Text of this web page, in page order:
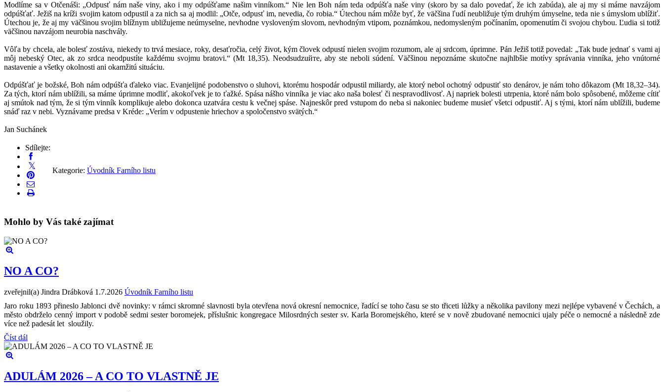
Modlíme sa v Otčenáši: „Odpusť nám naše viny, ako i my odpúšťame našim vinníkom.“ Nie len Boh nám teda odpúšťa naše viny (skoro by sa dalo povedať, že ich zabúda), ale aj my si máme navzájom
odpúšťať. Ježiš na kríži svojim katom odpustil a za nich sa aj modlil: „Otče, odpusť im, nevedia, čo robia.“ Útechou nám môže byť, že väčšina ľudí neubližuje tým druhým úmyselne, teda nie s úmyslom ublížiť.
Útechou je, že aj my väčšinou svojim blížnym ubližujeme neúmyselne, nevhodne vysloveným slovom, nevhodným vtipom, poznámkou, nedomysleným počínaním, opomenutím či svojou chybou. Ľudia si totiž
väčšinou navzájom neurobia naschvály.
Vôľa by chcela, ale bolesť zostáva, niekedy to trvá mesiace, roky, desaťročia, celý život, kým človek odpustí nielen svojim rozumom, ale aj srdcom, úprimne. Pán Ježiš totiž povedal: „Tak bude jednať s vami aj
môj nebeský Otec, ak zo srdca neodpustíte každému svojmu bratovi.“ (Mt 18,35). Neodsudzuйте, aby ste neboli súdení. Väčšinou nepoznáme skutočne najhlbšie motívy správania vinníka, jeho vnútorné
nastavenie a všetky okolnosti ani okamžitú situáciu.
Odpúšťať je božské, Boh nám odpúšťa ďaleko viac. Evanjelijné podobenstvo o sluhovi, ktorému hospodár odpustil miliardy, ale ktorý nebol ochotný odpustiť sto denárov, je nám toho dôkazom (Mt 18,32–34).
Za tých, ktorí nám ublížili, sa máme úprimne modliť, akokoľvek je to ťažké. Spása nášho vinníka je viac ako naša bolesť či nespravodlivosť. Aj napriek bolesti utrpenia, ktoré nám bolo spôsobené, môžeme cítiť
aj smútok nad tým, že si tým vinník komplikuje alebo dokonca uzatvára cestu k večnej spáse. Najneskôr pred vstupom do neba si nakoniec budeme musieť všetci odpustiť. Aj s tými, ktorí nám ublížili, budeme
snáď raz v nebi. Vyznávame predsa v Kréde: „Verím v odpustenie hriechov a spoločenstvo svätých.“
Jan Suchánek
Sdílejte:
Kategorie: Úvodník Farního listu
Mohlo by Vás také zajímat
NO A CO?
zveřejnil(a) Jindra Drábková 1.7.2026 Úvodník Farního listu
Jaro roku 1893 přineslo Jablonci dvě novinky: v rámci skromné slavnosti byla otevřena nová okresní nemocnice, řadící se toho času se sto třiceti lůžky a několika pavilony mezi nejlépe vybavené v Čechách, a
město obdrželo cenný import v podobě sedmi sester boromejek, příslušnic kongregace Milosrdných sester sv. Karla Boromejského, které se v nově zbudované nemocnici ujaly péče o nemocné a následně zde
více než padesát let sloužily.
Číst dál
ADULÁM 2026 – A CO TO VLASTNĚ JE